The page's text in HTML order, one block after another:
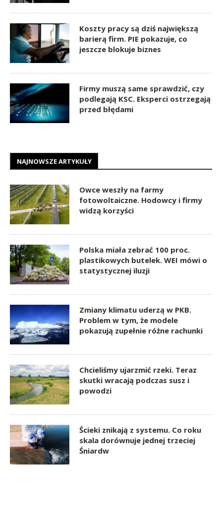
Koszty pracy są dziś największą
barierą firm. PIE pokazuje, co
jeszcze blokuje biznes
Firmy muszą same sprawdzić, czy
podlegają KSC. Eksperci ostrzegają
przed błędami
NAJNOWSZE ARTYKUŁY
Owce weszły na farmy
fotowoltaiczne. Hodowcy i firmy
widzą korzyści
Polska miała zebrać 100 proc.
plastikowych butelek. WEI mówi o
statystycznej iluzji
Zmiany klimatu uderzą w PKB.
Problem w tym, że modele
pokazują zupełnie różne rachunki
Chcieliśmy ujarzmić rzeki. Teraz
skutki wracają podczas susz i
powodzi
Ścieki znikają z systemu. Co roku
skala dorównuje jednej trzeciej
Śniardw